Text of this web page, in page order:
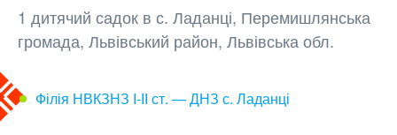
1 дитячий садок в с. Ладанці, Перемишлянська
громада, Львівський район, Львівська обл.
Філія НВКЗНЗ І-ІІ ст. — ДНЗ с. Ладанці